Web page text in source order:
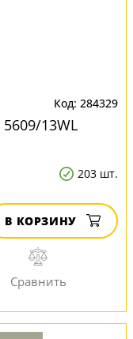
284329
13WL
203 шт.
В КОРЗИНУ